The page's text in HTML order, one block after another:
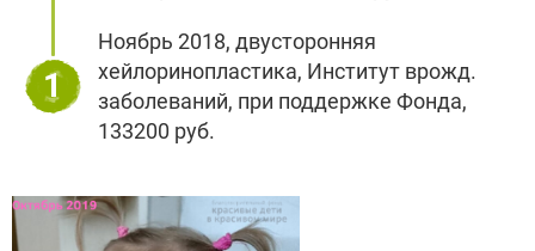
1
Ноябрь 2018, двусторонняя
хейлоринопластика, Институт врожд.
заболеваний, при поддержке Фонда,
133200 руб.